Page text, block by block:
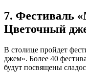
7. Фестиваль
Цветочный
В столице пройдет
джем». Более 40
будут посвящены